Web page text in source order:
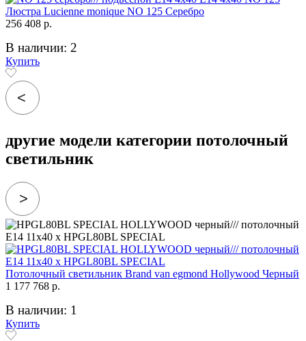
Люстра Lucienne monique NO 125 Серебро
256 408 р.
В наличии: 2
Купить
другие модели категории потолочный
светильник
Потолочный светильник Brand van egmond Hollywood Черный
1 177 768 р.
В наличии: 1
Купить